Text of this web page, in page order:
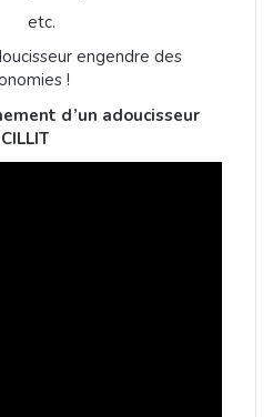
etc.
engendre des
!
d’un adoucisseur
CILLIT